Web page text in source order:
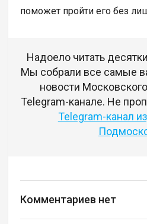
поможет пройти его без
Надоело читать
Мы собрали все самые
новости
Telegram-канале. Не
Telegram-канал
Комментариев нет